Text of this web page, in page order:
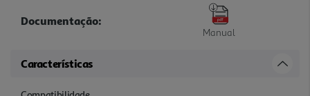
Documentação:
Manual
Características